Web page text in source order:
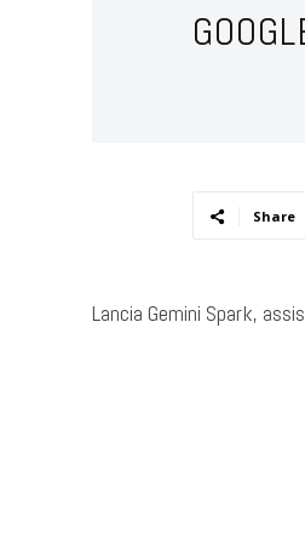
Share
Lancia Gemini Spark,